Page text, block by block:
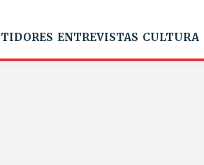
ENTREVISTAS CULTURA